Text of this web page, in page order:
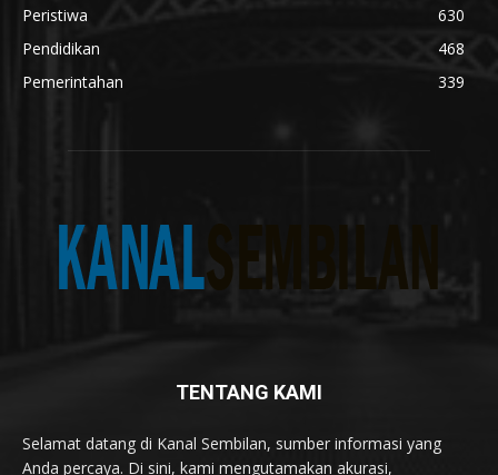
Peristiwa
630
Pendidikan
468
Pemerintahan
339
TENTANG KAMI
Selamat datang di Kanal Sembilan, sumber informasi yang
Anda percaya. Di sini, kami mengutamakan akurasi,